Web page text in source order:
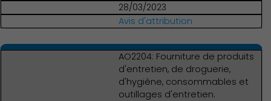
28/03/2023
Avis d'attribution
AO2204: Fourniture de produits
d'entretien, de droguerie,
d'hygiène, consommables et
outillages d'entretien.